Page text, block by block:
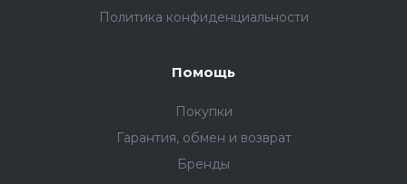
Политика конфиденциальности
Помощь
Покупки
Гарантия, обмен и возврат
Бренды